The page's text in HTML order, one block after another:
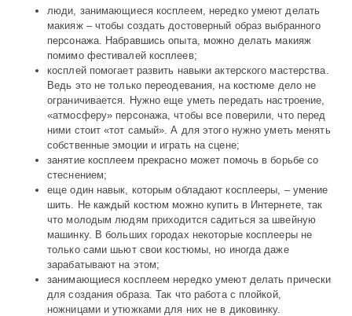
люди, занимающиеся косплеем, нередко умеют делать
макияж – чтобы создать достоверный образ выбранного
персонажа. Набравшись опыта, можно делать макияж
помимо фестивалей косплеев;
косплей помогает развить навыки актерского мастерства.
Ведь это не только переодевания, на костюме дело не
ограничивается. Нужно еще уметь передать настроение,
«атмосферу» персонажа, чтобы все поверили, что перед
ними стоит «тот самый». А для этого нужно уметь менять
собственные эмоции и играть на сцене;
занятие косплеем прекрасно может помочь в борьбе со
стеснением;
еще один навык, которым обладают косплееры, – умение
шить. Не каждый костюм можно купить в Интернете, так
что молодым людям приходится садиться за швейную
машинку. В больших городах некоторые косплееры не
только сами шьют свои костюмы, но иногда даже
зарабатывают на этом;
занимающиеся косплеем нередко умеют делать прически
для создания образа. Так что работа с плойкой,
ножницами и утюжками для них не в диковинку.